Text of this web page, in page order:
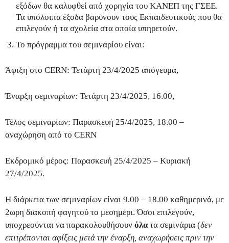
εξόδων θα καλυφθεί από χορηγία του ΚΑΝΕΠ της ΓΣΕΕ.
Τα υπόλοιπα έξοδα βαρύνουν τους Εκπαιδευτικούς που θα
επιλεγούν ή τα σχολεία στα οποία υπηρετούν.
Το πρόγραμμα του σεμιναρίου είναι:
Άφιξη στο CERN: Τετάρτη 23/4/2025 απόγευμα,
Έναρξη σεμιναρίων: Τετάρτη 23/4/2025, 16.00,
Τέλος σεμιναρίων: Παρασκευή 25/4/2025, 18.00 –
αναχώρηση από το CERN
Εκδρομικό μέρος: Παρασκευή 25/4/2025 – Κυριακή
27/4/2025.
Η διάρκεια των σεμιναρίων είναι 9.00 – 18.00 καθημερινά, με
2ωρη διακοπή φαγητού το μεσημέρι. Όσοι επιλεγούν,
υποχρεούνται να παρακολουθήσουν όλατα σεμινάρια (δεν
επιτρέπονται αφίξεις μετά την έναρξη, αναχωρήσεις πριν την